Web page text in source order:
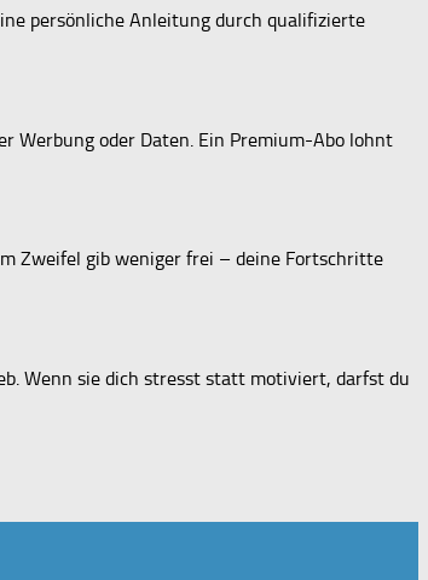
persönliche Anleitung durch qualifizierte
Werbung oder Daten. Ein Premium-Abo lohnt
Zweifel gib weniger frei – deine Fortschritte
Wenn sie dich stresst statt motiviert, darfst du